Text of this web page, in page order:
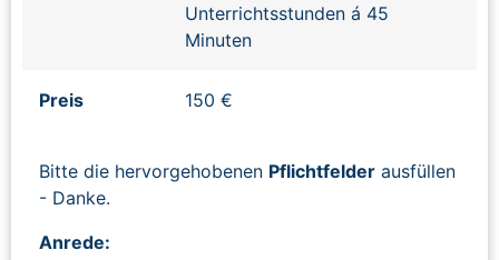
Unterrichtsstunden á 45
Minuten
Preis 150 €
Bitte die hervorgehobenen Pflichtfelder ausfüllen
- Danke.
Anrede: